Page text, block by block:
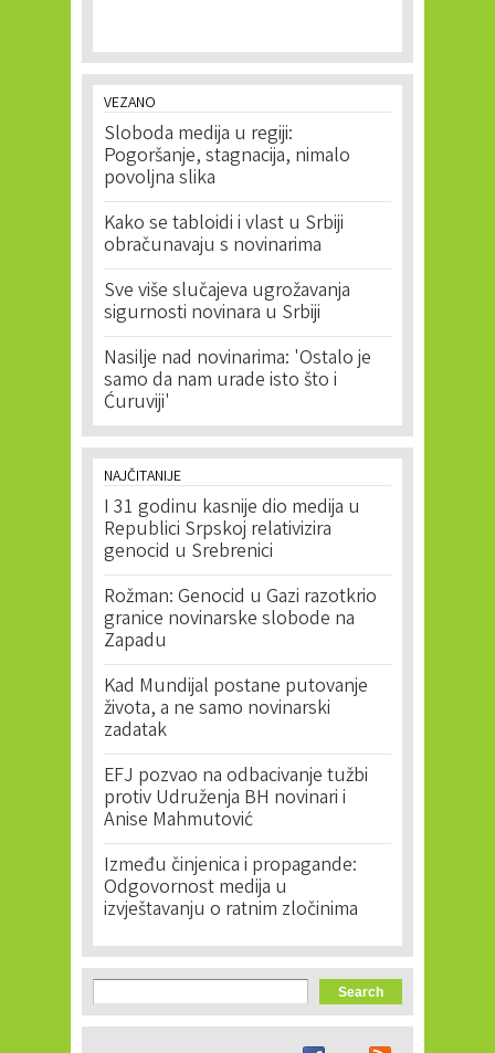
VEZANO
Sloboda medija u regiji:
Pogoršanje, stagnacija, nimalo
povoljna slika
Kako se tabloidi i vlast u Srbiji
obračunavaju s novinarima
Sve više slučajeva ugrožavanja
sigurnosti novinara u Srbiji
Nasilje nad novinarima: 'Ostalo je
samo da nam urade isto što i
Ćuruviji'
NAJČITANIJE
I 31 godinu kasnije dio medija u
Republici Srpskoj relativizira
genocid u Srebrenici
Rožman: Genocid u Gazi razotkrio
granice novinarske slobode na
Zapadu
Kad Mundijal postane putovanje
života, a ne samo novinarski
zadatak
EFJ pozvao na odbacivanje tužbi
protiv Udruženja BH novinari i
Anise Mahmutović
Između činjenica i propagande:
Odgovornost medija u
izvještavanju o ratnim zločinima
Search form
Search